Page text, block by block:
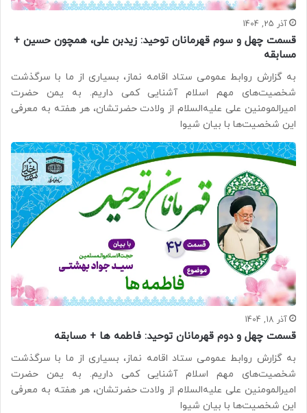
آذر 25, 1404
قسمت چهل و سوم قهرمانان توحید: زیدبن علی، همچون حسین +
مسابقه
به گزارش روابط عمومی ستاد اقامه نماز، بسیاری از ما با سرگذشت
شخصیت‌های مهم اسلام آشنایی کمی داریم. به یمن حضرت
امیرالمومنین علی علیه‌السلام از ولادت حضرتشان، هر هفته به معرفی
این شخصیت‌ها با بیان شیوا
آذر 18, 1404
قسمت چهل و دوم قهرمانان توحید: فاطمه ها + مسابقه
به گزارش روابط عمومی ستاد اقامه نماز، بسیاری از ما با سرگذشت
شخصیت‌های مهم اسلام آشنایی کمی داریم. به یمن حضرت
امیرالمومنین علی علیه‌السلام از ولادت حضرتشان، هر هفته به معرفی
این شخصیت‌ها با بیان شیوا